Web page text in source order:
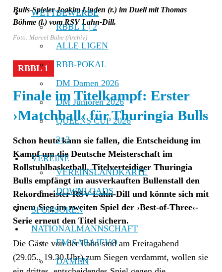
WETTBEWERBE
RBBL 1 | 2
ALLE LIGEN
RBB-POKAL
DM Damen 2026
DM Junioren 2026
QUEENS CUP 2026
3×3
VEREINE
VEREINSLANDKARTE
DOWNLOADS
SPONSOREN
NATIONALMANNSCHAFT
EM SARAJEVO
DAMEN
Bulls-Spieler Joakim Linden (r.) im Duell mit Thomas
Böhme (l.) vom RSV Lahn-Dill.
Foto: Marcel Bube (Archiv)
RBBL 1
Finale im Titelkampf: Erster
›Matchball‹ für Thuringia Bulls
Schon heute kann sie fallen, die Entscheidung im
Kampf um die Deutsche Meisterschaft im
Rollstuhlbasketball. Titelverteidiger Thuringia
Bulls empfängt im ausverkauften Bullenstall den
Rekordmeister RSV Lahn-Dill und könnte sich mit
einem Sieg im zweiten Spiel der ›Best-of-Three‹-
Serie erneut den Titel sichern.
Die Gäste von der Lahn sind am Freitagabend
(29.05., 19.30 Uhr) zum Siegen verdammt, wollen sie